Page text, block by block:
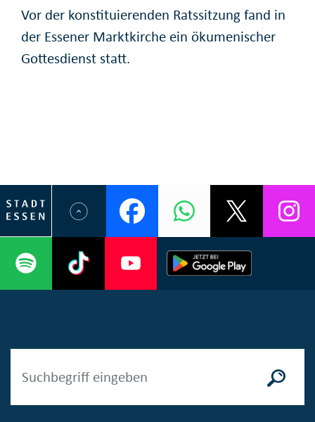
Vor der konstituierenden Ratssitzung fand in
der Essener Marktkirche ein ökumenischer
Gottesdienst statt.